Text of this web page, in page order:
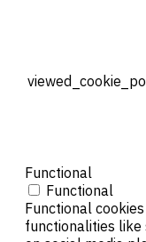
Functional
Functional
Functional
functionalities